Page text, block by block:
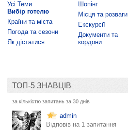
ТОП-5 ЗНАВЦІВ
за кількістю запитань за 30 днів
1
admin
Відповів на 1 запитання
Усі Теми
Вибір готелю
Країни та міста
Погода та сезони
Як дістатися
Шопінг
Місця та розваги
Екскурсії
Документи та
кордони